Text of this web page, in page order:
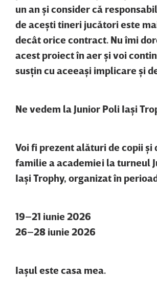
un an şi consider că
de aceşti tineri jucători este
decât orice contract. Nu îmi
acest proiect în aer şi voi
susţin cu aceeaşi implicare şi
Ne vedem la Junior Poli Iaşi
Voi fi prezent alături de copii şi
familie a academiei la turneul
Iaşi Trophy, organizat în
19–21 iunie 2026
26–28 iunie 2026
Iaşul este casa mea.